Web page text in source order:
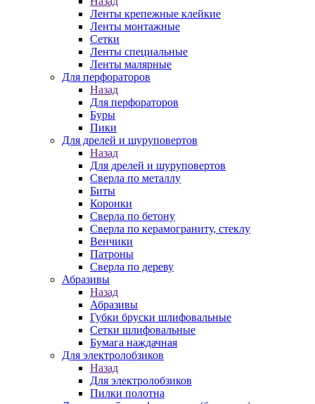
Ленты крепежные клейкие
Ленты монтажные
Сетки
Ленты специальные
Ленты малярные
Для перфораторов
Назад
Для перфораторов
Буры
Пики
Для дрелей и шуруповертов
Назад
Для дрелей и шуруповертов
Сверла по металлу
Биты
Коронки
Сверла по бетону
Сверла по керамограниту, стеклу
Венчики
Патроны
Сверла по дереву
Абразивы
Назад
Абразивы
Губки бруски шлифовальные
Сетки шлифовальные
Бумага наждачная
Для электролобзиков
Назад
Для электролобзиков
Пилки полотна